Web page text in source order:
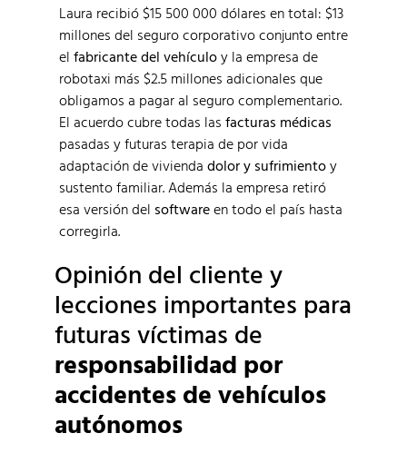
Laura recibió $15 500 000 dólares en total: $13
millones del seguro corporativo conjunto entre
el fabricante del vehículoy la empresa de
robotaxi más $2.5 millones adicionales que
obligamos a pagar al seguro complementario.
El acuerdo cubre todas las facturas médicas
pasadas y futuras terapia de por vida
adaptación de vivienda dolor y sufrimientoy
sustento familiar. Además la empresa retiró
esa versión del softwareen todo el país hasta
corregirla.
Opinión del cliente y
lecciones importantes para
futuras víctimas de
responsabilidad por
accidentes de vehículos
autónomos